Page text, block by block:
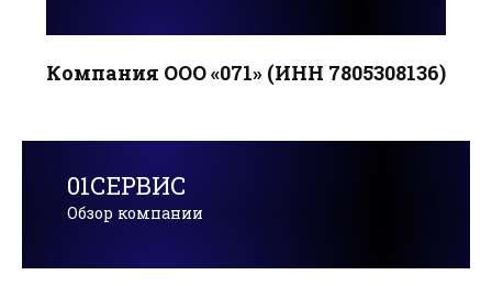
Компания ООО «071» (ИНН 7805308136)
01СЕРВИС
Обзор компании